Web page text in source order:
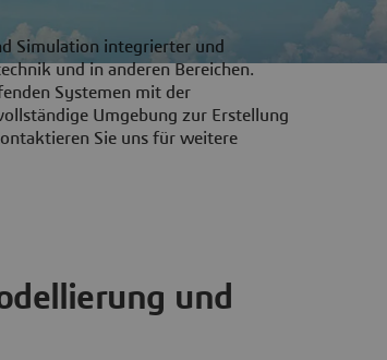
Simulation integrierter und
und in anderen Bereichen.
Systemen mit der
Umgebung zur Erstellung
Sie uns für weitere
und